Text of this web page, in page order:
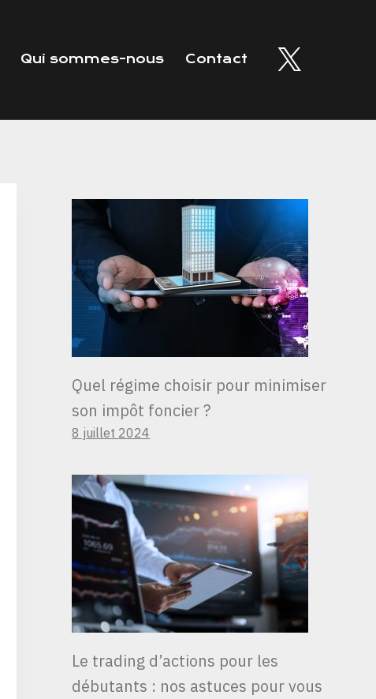
Qui sommes-nous Contact
Quel régime choisir pour minimiser
son impôt foncier ?
8 juillet 2024
Le trading d’actions pour les
débutants : nos astuces pour vous